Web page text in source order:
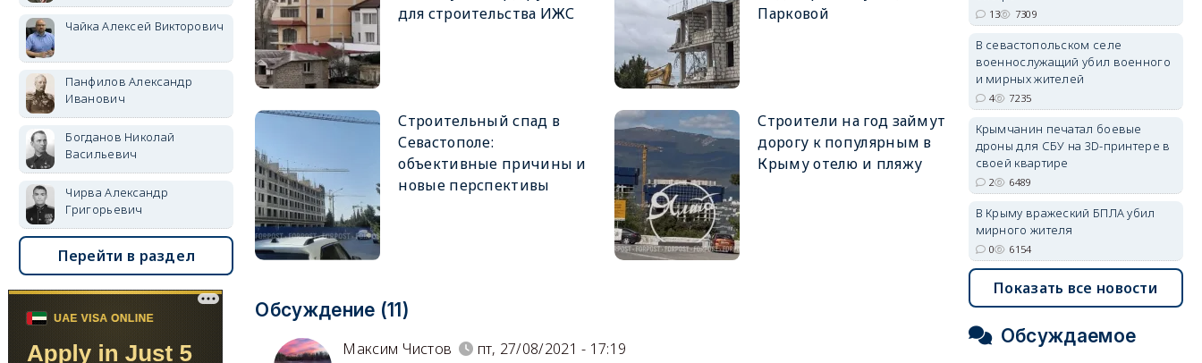
для строительства ИЖС
Парковой
Строительный спад в
Севастополе:
объективные причины и
новые перспективы
Строители на год займут
дорогу к популярным в
Крыму отелю и пляжу
Обсуждение (11)
Максим Чистов
пт, 27/08/2021 - 17:19
Чайка Алексей Викторович
Панфилов Александр
Иванович
Богданов Николай
Васильевич
Чирва Александр
Григорьевич
Перейти в раздел
erid: 2SDnjdvhGXG
13 7309
В севастопольском селе
военнослужащий убил военного
и мирных жителей
4 7235
Крымчанин печатал боевые
дроны для СБУ на 3D-принтере в
своей квартире
2 6489
В Крыму вражеский БПЛА убил
мирного жителя
0 6154
Показать все новости
Обсуждаемое